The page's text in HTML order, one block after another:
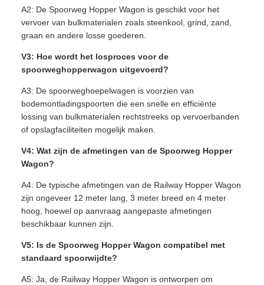
A2: De Spoorweg Hopper Wagon is geschikt voor het
vervoer van bulkmaterialen zoals steenkool, grind, zand,
graan en andere losse goederen.
V3: Hoe wordt het losproces voor de
spoorweghopperwagon uitgevoerd?
A3: De spoorweghoepelwagen is voorzien van
bodemontladingspoorten die een snelle en efficiënte
lossing van bulkmaterialen rechtstreeks op vervoerbanden
of opslagfaciliteiten mogelijk maken.
V4: Wat zijn de afmetingen van de Spoorweg Hopper
Wagon?
A4: De typische afmetingen van de Railway Hopper Wagon
zijn ongeveer 12 meter lang, 3 meter breed en 4 meter
hoog, hoewel op aanvraag aangepaste afmetingen
beschikbaar kunnen zijn.
V5: Is de Spoorweg Hopper Wagon compatibel met
standaard spoorwijdte?
A5: Ja, de Railway Hopper Wagon is ontworpen om